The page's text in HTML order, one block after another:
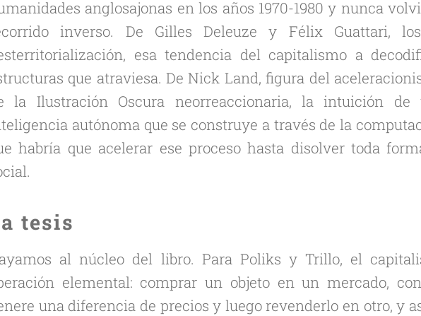
anglosajonas en los años 1970-1980 y nunca
inverso. De Gilles Deleuze y Félix Guattari,
esa tendencia del capitalismo a
que atraviesa. De Nick Land, figura del
la Ilustración Oscura neorreaccionaria, la intuición
autónoma que se construye a través de la
habría que acelerar ese proceso hasta disolver toda
tesis
al núcleo del libro. Para Poliks y Trillo, el
elemental: comprar un objeto en un mercado,
una diferencia de precios y luego revenderlo en otro, y